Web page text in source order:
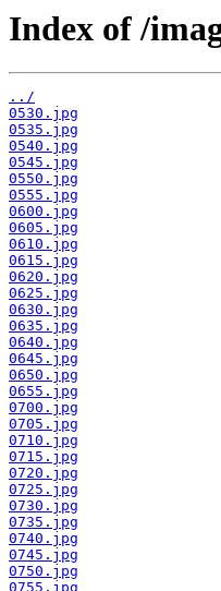
Index of /
../
0530.jpg
0535.jpg
0540.jpg
0545.jpg
0550.jpg
0555.jpg
0600.jpg
0605.jpg
0610.jpg
0615.jpg
0620.jpg
0625.jpg
0630.jpg
0635.jpg
0640.jpg
0645.jpg
0650.jpg
0655.jpg
0700.jpg
0705.jpg
0710.jpg
0715.jpg
0720.jpg
0725.jpg
0730.jpg
0735.jpg
0740.jpg
0745.jpg
0750.jpg
0755.jpg